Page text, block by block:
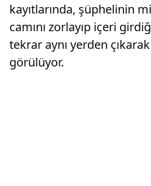
kayıtlarında, şüphelinin
camını zorlayıp içeri
tekrar aynı yerden çıkarak
görülüyor.